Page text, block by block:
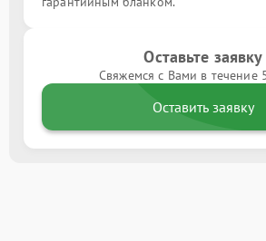
Оставьте заявку
Свяжемся с Вами в течение
Оставить заявку